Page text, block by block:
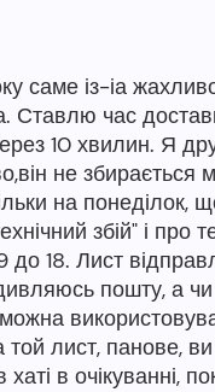
саме із-іа
Ставлю час
10 хвилин. Я
не збирається
на понеділок,
збій" і про
до 18. Лист
пошту, а
лист, панове,
в очікуванні,